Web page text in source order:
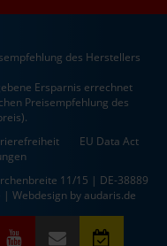
des Herstellers
Ersparnis errechnet
Preisempfehlung des
EU Data Act
11/15 | DE-38889
| Webdesign by audaris.de